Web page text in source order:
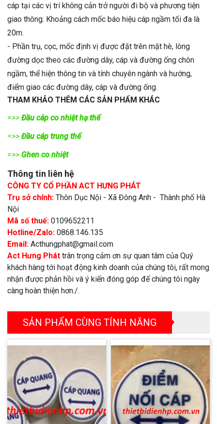
cáp tại các vị trí không cản trở người đi bộ và phương tiện
giao thông. Khoảng cách mốc báo hiệu cáp ngầm tối đa là
20m.
- Phần trụ, cọc, mốc định vị được đặt trên mặt hè, lòng
đường dọc theo các đường dây, cáp và đường ống chôn
ngầm, thể hiện thông tin và tính chuyên ngành và hướng,
điểm giao các đường dây, cáp và đường ống.
THAM KHẢO THÊM CÁC SẢN PHẨM KHÁC
=>> Đầu cáp co nhiệt hạ thế
=>> Đầu cáp trung thế
=>> Ghen co nhiệt
Thông tin liên hệ
CÔNG TY CỔ PHẦN ACT HƯNG PHÁT
Trụ sở chính: Thôn Dục Nội - Xã Đông Anh - Thành phố Hà
Nội
Mã số thuế: 0109652211
Hotline/Zalo: 0868.146.135
Email: Acthungphat@gmail.com
Act Hưng Phát trân trọng cảm ơn sự quan tâm của Quý
khách hàng tới hoạt động kinh doanh của chúng tôi, rất mong
nhận được phản hồi và ý kiến đóng góp để chúng tôi ngày
càng hoàn thiện hơn./.
SẢN PHẨM CÙNG TÍNH NĂNG